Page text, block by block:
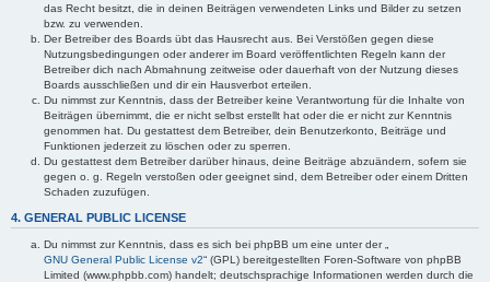
das Recht besitzt, die in deinen Beiträgen verwendeten Links und Bilder zu setzen
bzw. zu verwenden.
Der Betreiber des Boards übt das Hausrecht aus. Bei Verstößen gegen diese
Nutzungsbedingungen oder anderer im Board veröffentlichten Regeln kann der
Betreiber dich nach Abmahnung zeitweise oder dauerhaft von der Nutzung dieses
Boards ausschließen und dir ein Hausverbot erteilen.
Du nimmst zur Kenntnis, dass der Betreiber keine Verantwortung für die Inhalte von
Beiträgen übernimmt, die er nicht selbst erstellt hat oder die er nicht zur Kenntnis
genommen hat. Du gestattest dem Betreiber, dein Benutzerkonto, Beiträge und
Funktionen jederzeit zu löschen oder zu sperren.
Du gestattest dem Betreiber darüber hinaus, deine Beiträge abzuändern, sofern sie
gegen o. g. Regeln verstoßen oder geeignet sind, dem Betreiber oder einem Dritten
Schaden zuzufügen.
4. GENERAL PUBLIC LICENSE
Du nimmst zur Kenntnis, dass es sich bei phpBB um eine unter der „
GNU General Public License v2“ (GPL) bereitgestellten Foren-Software von phpBB
Limited (www.phpbb.com) handelt; deutschsprachige Informationen werden durch die